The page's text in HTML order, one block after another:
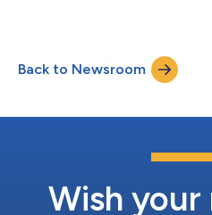
ント、そして既存投資家のKKR
を受けたと発表しました。この大
をさらに強め、さまざまな業界や
成長を加速する助けとなります
新を推進するサポートをし、こ
プラットフォームをより迅速に導
造、先端技術・半導体、ライフサ
Back to Newsroom
Wish your